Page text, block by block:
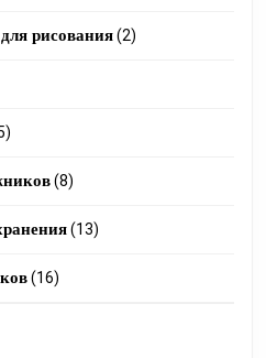
рисования 22
5
products
88
products
1313
1616